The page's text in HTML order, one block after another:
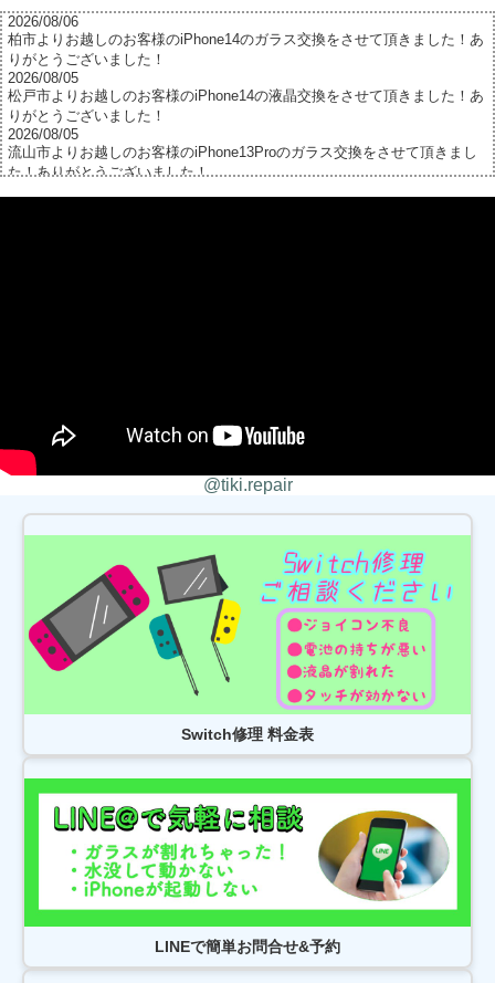
2026/08/06
柏市よりお越しのお客様のiPhone14のガラス交換をさせて頂きました！あ
りがとうございました！
2026/08/05
松戸市よりお越しのお客様のiPhone14の液晶交換をさせて頂きました！あ
りがとうございました！
2026/08/05
流山市よりお越しのお客様のiPhone13Proのガラス交換をさせて頂きまし
た！ありがとうございました！
松戸市よりお越しのお客様のiPhoneSE3の液晶交換をさせて頂きました！
ありがとうございました！
2026/08/03
鎌ヶ谷市よりお越しのお客様のAndroidの液晶交換をさせて頂きました！あ
りがとうございました！
松戸市よりお越しのお客様のiPhone14Proの基板修理をさせて頂きました！
ありがとうございました！
松戸市よりお越しのお客様のiPhone11Proの充電不良修理をさせて頂きまし
た！ありがとうございました！
2026/08/02
柏市よりお越しのお客様のSwitchのバッテリー交換をさせて頂きました！
松戸市よりお越しのお客様のiPhone12Proのナノナインガラスコーティング
をさせて頂きました！ありがとうございました！
2026/07/31
せて頂きました！ありがとうございました！
2026/07/31
松戸市よりお越しのお客様のiPhone14Proのナノナインガラスコーティング
をさせて頂きました！ありがとうございました！
2026/07/31
松戸市よりお越しのお客様のiPhoneXの充電不良修理をさせて頂きました！
ありがとうございました！
2026/07/30
松戸市よりお越しのお客様のiPhone14Maxのガラス交換をさせて頂きまし
た！ありがとうございました！
@tiki.repair
Switch修理 料金表
LINEで簡単お問合せ&予約